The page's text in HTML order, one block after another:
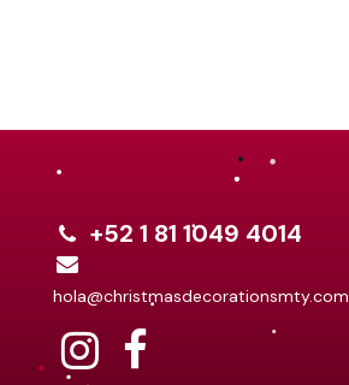
+52 1 81 1049 4014
hola@christmasdecorationsmty.com